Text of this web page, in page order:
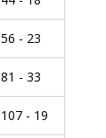
56 - 23
81 - 33
107 - 19